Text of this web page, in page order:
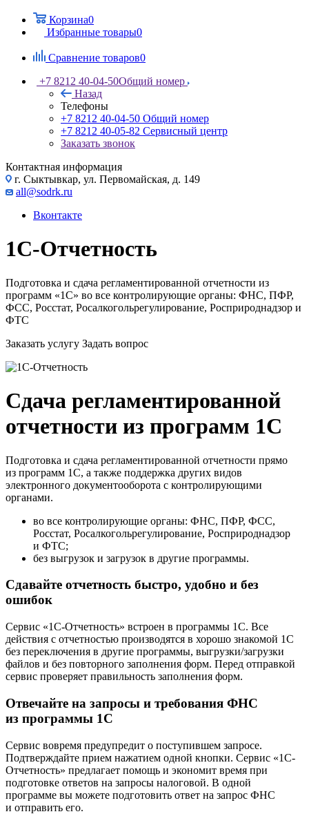
Корзина0
Избранные товары0
Сравнение товаров0
+7 8212 40-04-50Общий номер
Назад
Телефоны
+7 8212 40-04-50 Общий номер
+7 8212 40-05-82 Сервисный центр
Заказать звонок
Контактная информация
г. Сыктывкар, ул. Первомайская, д. 149
all@sodrk.ru
Вконтакте
1С-Отчетность
Подготовка и сдача регламентированной отчетности из
программ «1С» во все контролирующие органы: ФНС, ПФР,
ФСС, Росстат, Росалкогольрегулирование, Росприроднадзор и
ФТС
Заказать услугу Задать вопрос
Сдача регламентированной
отчетности из программ 1С
Подготовка и сдача регламентированной отчетности прямо
из программ 1С, а также поддержка других видов
электронного документооборота с контролирующими
органами.
во все контролирующие органы: ФНС, ПФР, ФСС,
Росстат, Росалкогольрегулирование, Росприроднадзор
и ФТС;
без выгрузок и загрузок в другие программы.
Сдавайте отчетность быстро, удобно и без
ошибок
Сервис «1С-Отчетность» встроен в программы 1С. Все
действия с отчетностью производятся в хорошо знакомой 1С
без переключения в другие программы, выгрузки/загрузки
файлов и без повторного заполнения форм. Перед отправкой
сервис проверяет правильность заполнения форм.
Отвечайте на запросы и требования ФНС
из программы 1С
Сервис вовремя предупредит о поступившем запросе.
Подтверждайте прием нажатием одной кнопки. Сервис «1С-
Отчетность» предлагает помощь и экономит время при
подготовке ответов на запросы налоговой. В одной
программе вы можете подготовить ответ на запрос ФНС
и отправить его.